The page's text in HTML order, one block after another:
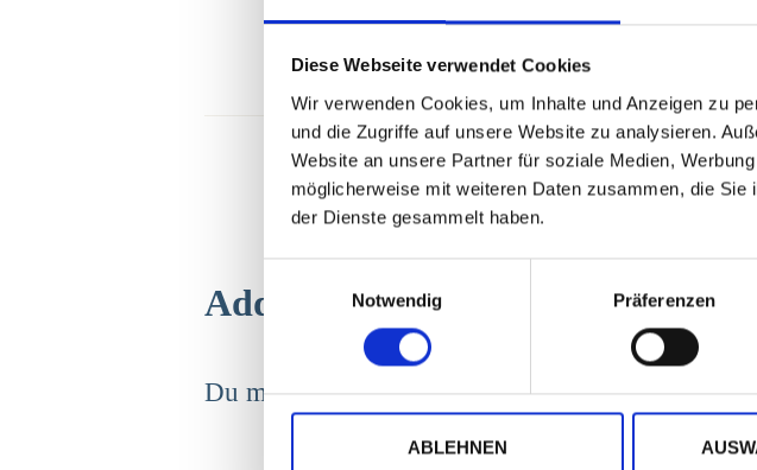
Diese Webseite verwendet Cookies
Wir verwenden Cookies, um Inhalte und Anzeigen zu
und die Zugriffe auf unsere Website zu analysieren.
Website an unsere Partner für soziale Medien,
möglicherweise mit weiteren Daten zusammen, die
der Dienste gesammelt haben.
i
i
Notwendig Präferenzen
ABLEHNEN
Add Comment
Du musstangemeldetsein, um einen Kommentar